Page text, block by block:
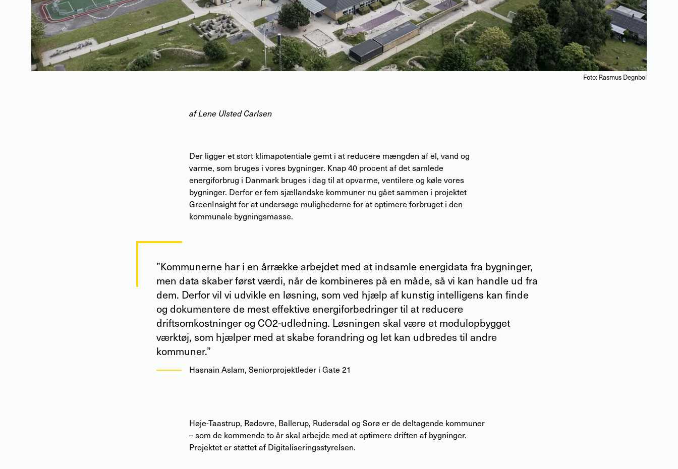
Foto: Rasmus Degnbol
af Lene Ulsted Carlsen
Der ligger et stort klimapotentiale gemt i at reducere mængden af el, vand og
varme, som bruges i vores bygninger. Knap 40 procent af det samlede
energiforbrug i Danmark bruges i dag til at opvarme, ventilere og køle vores
bygninger. Derfor er fem sjællandske kommuner nu gået sammen i projektet
GreenInsight for at undersøge mulighederne for at optimere forbruget i den
kommunale bygningsmasse.
”Kommunerne har i en årrække arbejdet med at indsamle energidata fra bygninger,
men data skaber først værdi, når de kombineres på en måde, så vi kan handle ud fra
dem. Derfor vil vi udvikle en løsning, som ved hjælp af kunstig intelligens kan finde
og dokumentere de mest effektive energiforbedringer til at reducere
driftsomkostninger og CO2-udledning. Løsningen skal være et modulopbygget
værktøj, som hjælper med at skabe forandring og let kan udbredes til andre
kommuner.”
Hasnain Aslam,Seniorprojektleder i Gate 21
Høje-Taastrup, Rødovre, Ballerup, Rudersdal og Sorø er de deltagende kommuner
– som de kommende to år skal arbejde med at optimere driften af bygninger.
Projektet er støttet af Digitaliseringsstyrelsen.